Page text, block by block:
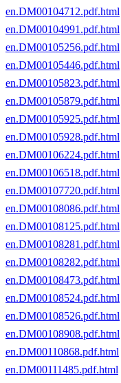
en.DM00104712.pdf.html
en.DM00104991.pdf.html
en.DM00105256.pdf.html
en.DM00105446.pdf.html
en.DM00105823.pdf.html
en.DM00105879.pdf.html
en.DM00105925.pdf.html
en.DM00105928.pdf.html
en.DM00106224.pdf.html
en.DM00106518.pdf.html
en.DM00107720.pdf.html
en.DM00108086.pdf.html
en.DM00108125.pdf.html
en.DM00108281.pdf.html
en.DM00108282.pdf.html
en.DM00108473.pdf.html
en.DM00108524.pdf.html
en.DM00108526.pdf.html
en.DM00108908.pdf.html
en.DM00110868.pdf.html
en.DM00111485.pdf.html